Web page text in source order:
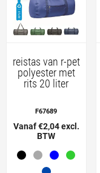
reistas van r-pet
polyester met
rits 20 liter
F67689
Vanaf €2,04 excl.
BTW